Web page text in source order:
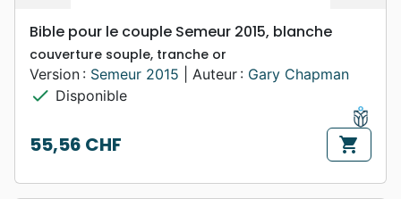
Bible pour le couple Semeur 2015, blanche
couverture souple, tranche or
Version : Semeur 2015 | Auteur : Gary Chapman
check Disponible
Prix
55,56 CHF shopping_cart